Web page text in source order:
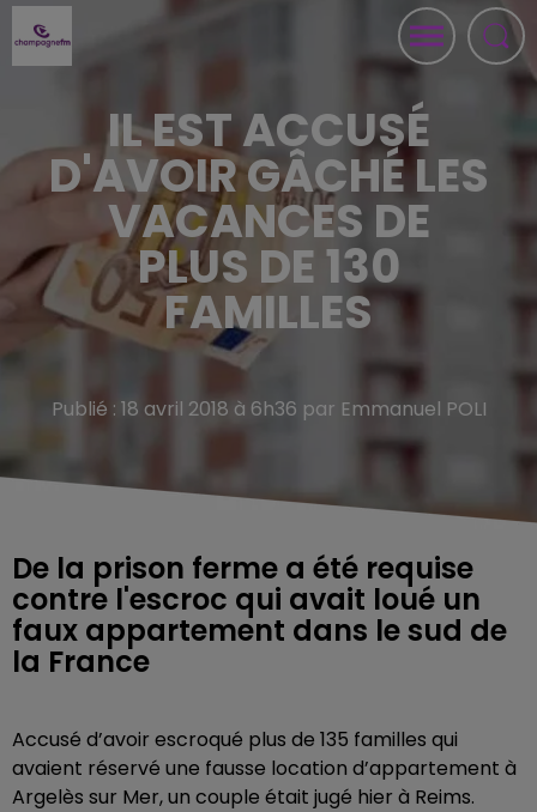
IL EST ACCUSÉ
D'AVOIR GÂCHÉ LES
VACANCES DE
PLUS DE 130
FAMILLES
Publié : 18 avril 2018 à 6h36 par Emmanuel POLI
De la prison ferme a été requise
contre l'escroc qui avait loué un
faux appartement dans le sud de
la France
Accusé d’avoir escroqué plus de 135 familles qui
avaient réservé une fausse location d’appartement à
Argelès sur Mer, un couple était jugé hier à Reims.